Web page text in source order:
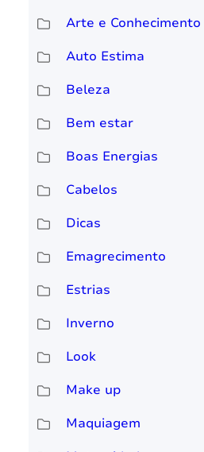
Arte e Conhecimento
Auto Estima
Beleza
Bem estar
Boas Energias
Cabelos
Dicas
Emagrecimento
Estrias
Inverno
Look
Make up
Maquiagem